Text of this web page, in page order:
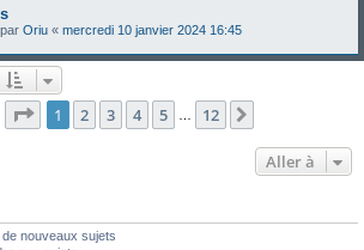
Oriu « mercredi 10 janvier 2024 16:45
Page 1sur12
1 2 3 4 5 12
Aller à
nouveaux sujets